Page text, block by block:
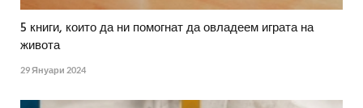
5 книги, които да ни помогнат да овладеем играта на
живота
29 Януари 2024